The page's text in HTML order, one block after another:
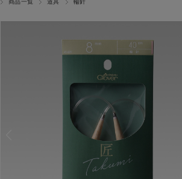
商品一覧 道具 輪針